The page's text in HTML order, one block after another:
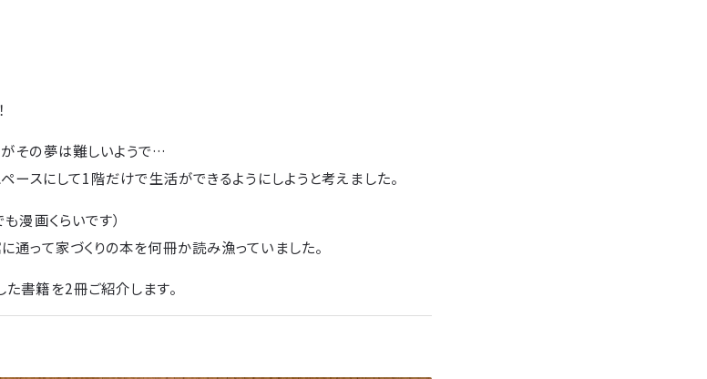
その夢は難しいようで…
ースにして1階だけで生活ができるようにしようと考えました。
漫画くらいです）
通って家づくりの本を何冊か読み漁っていました。
書籍を2冊ご紹介します。